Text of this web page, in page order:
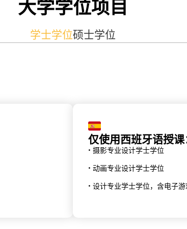
大学学位项目
学士学位硕士学位
仅使用西班牙语授课
• 摄影专业设计学士学位
• 动画专业设计学士学位
• 设计专业学士学位，含电子